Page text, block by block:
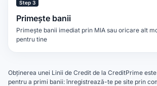
Step 3
Primește banii
Primește banii imediat prin MIA sau oricare alt
pentru tine
Obținerea unei Linii de Credit de la CreditPrime
pentru a primi banii: înregistrează-te pe site prin